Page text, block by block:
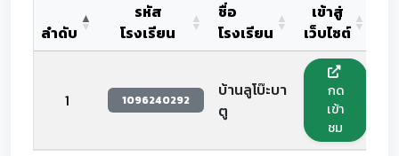
ลำดับ
รหัส
โรงเรียน
ชื่อ
โรงเรียน
เข้าสู่
เว็บไซต์
1 1096240292
บ้านลูโบ๊ะบา
ตู
กด
เข้า
ชม